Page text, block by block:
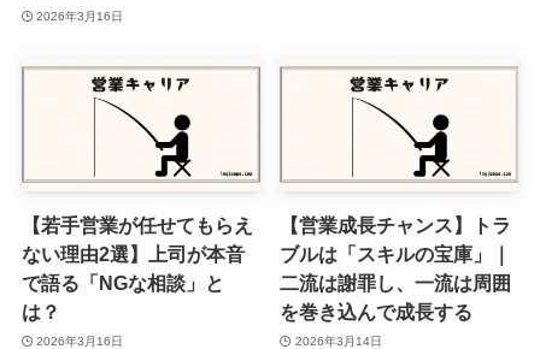
2026年3月16日
【若手営業が任せてもらえ
ない理由2選】上司が本音
で語る「NGな相談」と
は？
2026年3月16日
【営業成長チャンス】トラ
ブルは「スキルの宝庫」｜
二流は謝罪し、一流は周囲
を巻き込んで成長する
2026年3月14日